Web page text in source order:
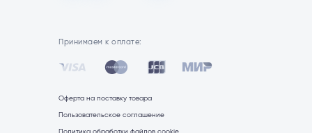
Принимаем к оплате:
Пользовательское соглашение
Оферта на поставку товара